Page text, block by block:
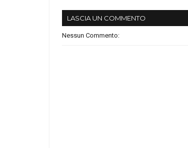
LASCIA UN COMMENTO
Nessun Commento: